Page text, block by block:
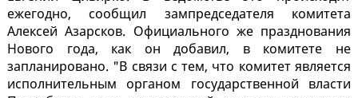
ежегодно, сообщил зампредседателя комитета
Алексей Азарсков. Официального же празднования
Нового года, как он добавил, в комитете не
запланировано. "В связи с тем, что комитет является
исполнительным органом государственной власти